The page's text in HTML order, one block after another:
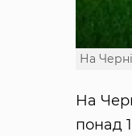
На
На
понад